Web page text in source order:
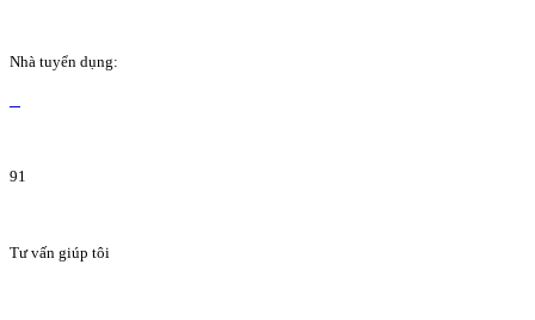
Nhà tuyển dụng:
91
Tư vấn giúp tôi